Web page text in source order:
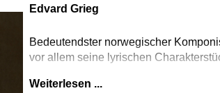
Edvard Grieg
Bedeutendster norwegischer
vor allem seine lyrischen
Weiterlesen ...